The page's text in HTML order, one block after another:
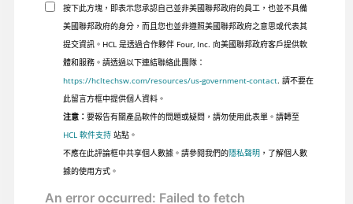
按下此方塊，即表示您承認自己並非美國聯邦政府的員工，也並不具備
美國聯邦政府的身分，而且您也並非遵照美國聯邦政府之意思或代表其
提交資訊。HCL 是透過合作夥伴 Four, Inc. 向美國聯邦政府客戶提供軟
體和服務。請透過以下連結聯絡此團隊：
https://hcltechsw.com/resources/us-government-contact. 請不要在
此留言方框中提供個人資料。
注意： 要報告有關產品軟件的問題或疑問，請勿使用此表單。請轉至
HCL 軟件支持站點。
不應在此評論框中共享個人數據。請參閱我們的隱私聲明 ，了解個人數
據的使用方式。